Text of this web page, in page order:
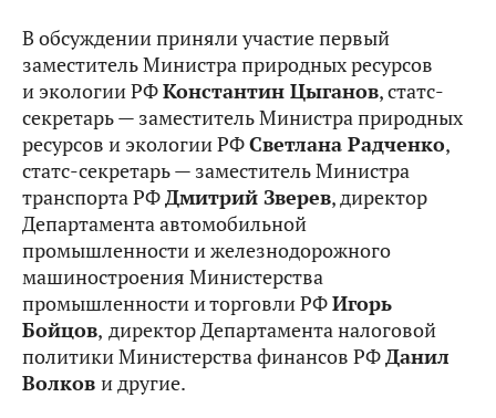
В обсуждении приняли участие первый
заместитель Министра природных ресурсов
и экологии РФКонстантин Цыганов, статс-
секретарь — заместитель Министра природных
ресурсов и экологии РФСветлана Радченко,
статс-секретарь — заместитель Министра
транспорта РФДмитрий Зверев, директор
Департамента автомобильной
промышленности и железнодорожного
машиностроения Министерства
промышленности и торговли РФИгорь
Бойцов, директор Департамента налоговой
политики Министерства финансов РФДанил
Волков и другие.